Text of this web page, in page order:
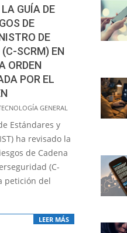
GUÍA DE
DE
DE
(C-SCRM) EN
ORDEN
POR EL
GENERAL
Estándares y
ha revisado la
de Cadena
(C-
petición del
LEER MÁS